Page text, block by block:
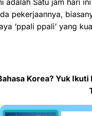
adalah Satu jam hari
pekerjaannya,
‘ppali ppali’ yang
Korea? Yuk